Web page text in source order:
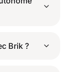
Brik ?